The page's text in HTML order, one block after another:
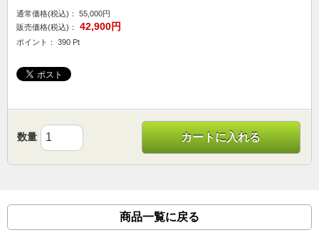
通常価格(税込)：
55,000円
販売価格(税込)：
42,900円
ポイント： 390 Pt
数量 カートに入れる
商品一覧に戻る